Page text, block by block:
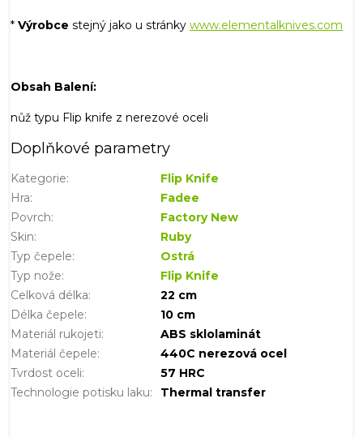
* Výrobce stejný jako u stránky www.elementalknives.com
Obsah Balení:
nůž typu Flip knife z nerezové oceli
Doplňkové parametry
Kategorie:
Flip Knife
Hra:
Fadee
Povrch:
Factory New
Skin:
Ruby
Typ čepele:
Ostrá
Typ nože:
Flip Knife
Celková délka:
22 cm
Délka čepele:
10 cm
Materiál rukojeti:
ABS sklolaminát
Materiál čepele:
440C nerezová ocel
Tvrdost oceli:
57 HRC
Technologie potisku laku: Thermal transfer